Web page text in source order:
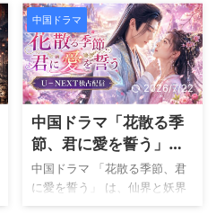
ら、２人が触れ合うことで眠
りにつける可能性が見つかり
ます。 不眠症の改善というユ
ニークな設定に加え、秘密の
同居生活 ...
して自分らしい人生を見つけ
るまでの成長を描いたヒュー
マンラブストーリーです。 主
人公の麦承歓はホテルで働く
２９歳の女性です。 仕事に真
面目で家族思いの彼女は、３
年間交際している恋人との結
婚を意識しながらも、思うよ
ます。 そんな中で発覚する恋
人の大きな秘密が、承歓の人
中国ドラマ
2026/7/22
中国ドラマ「花散る季
節、君に愛を誓う」配
信どこでみれる？
中国ドラマ 「花散る季節、君
に愛を誓う」 は、仙界と妖界
を舞台にした壮大なファンタ